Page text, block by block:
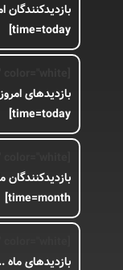
بازدیدکنندگان
time=today]
بازدیدهای
time=today]
بازدیدکنندگان
time=month]
بازدیدهای